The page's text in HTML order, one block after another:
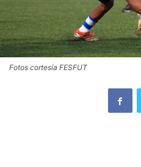
Fotos cortesía FESFUT